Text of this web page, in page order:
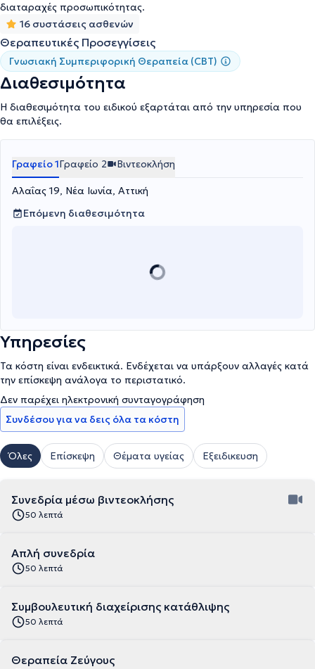
διαταραχές προσωπικότητας.
16 συστάσεις ασθενών
Θεραπευτικές Προσεγγίσεις
Γνωσιακή Συμπεριφορική Θεραπεία (CBT)
Διαθεσιμότητα
Η διαθεσιμότητα του ειδικού εξαρτάται από την υπηρεσία που
θα επιλέξεις.
Γραφείο 1Γραφείο 2 Βιντεοκλήση
Αλαΐας 19, Νέα Ιωνία, Αττική
Επόμενη διαθεσιμότητα
Υπηρεσίες
Τα κόστη είναι ενδεικτικά. Ενδέχεται να υπάρξουν αλλαγές κατά
την επίσκεψη ανάλογα το περιστατικό.
Δεν παρέχει ηλεκτρονική συνταγογράφηση
Συνδέσου για να δεις όλα τα κόστη
Όλες Επίσκεψη Θέματα υγείας Εξειδικευση
Συνεδρία μέσω βιντεοκλήσης
50 λεπτά
Απλή συνεδρία
50 λεπτά
Συμβουλευτική διαχείρισης κατάθλιψης
50 λεπτά
Θεραπεία Ζεύγους